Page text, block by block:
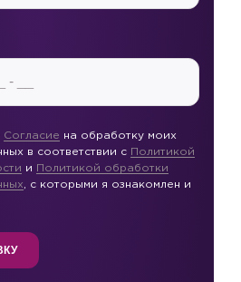
Согласие на обработку моих
в соответствии с Политикой
и
Политикой обработки
, с которыми я ознакомлен и